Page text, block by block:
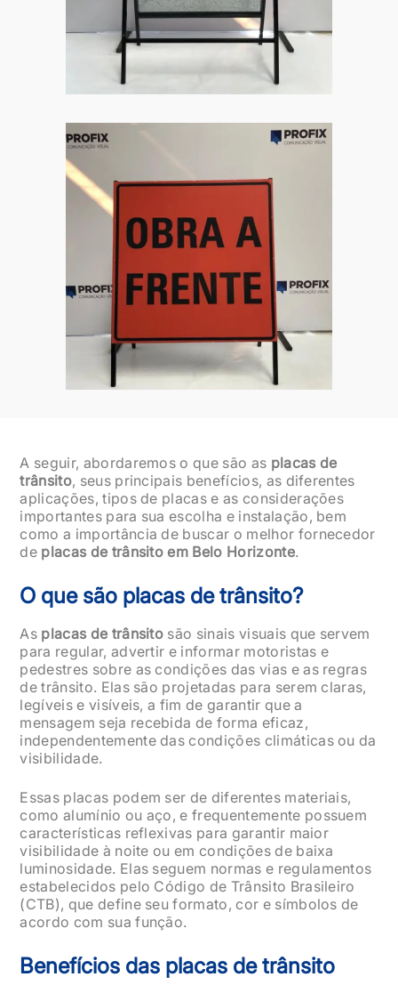
A seguir, abordaremos o que são as placas de
trânsito, seus principais benefícios, as diferentes
aplicações, tipos de placas e as considerações
importantes para sua escolha e instalação, bem
como a importância de buscar o melhor fornecedor
de placas de trânsito em Belo Horizonte.
O que são placas de trânsito?
As placas de trânsito são sinais visuais que servem
para regular, advertir e informar motoristas e
pedestres sobre as condições das vias e as regras
de trânsito. Elas são projetadas para serem claras,
legíveis e visíveis, a fim de garantir que a
mensagem seja recebida de forma eficaz,
independentemente das condições climáticas ou da
visibilidade.
Essas placas podem ser de diferentes materiais,
como alumínio ou aço, e frequentemente possuem
características reflexivas para garantir maior
visibilidade à noite ou em condições de baixa
luminosidade. Elas seguem normas e regulamentos
estabelecidos pelo Código de Trânsito Brasileiro
(CTB), que define seu formato, cor e símbolos de
acordo com sua função.
Benefícios das placas de trânsito